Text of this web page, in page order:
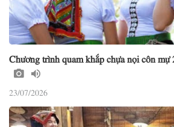
Chương trình quam khắp chựa nọi côn
23/07/2026